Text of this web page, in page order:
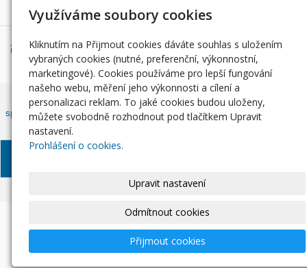
Děkujeme za podporu
Český rybářský svaz, z. s. , Západočeský územní svaz zapsán ve
spolkovém rejstříku, vedeným Městským soudem v Praze, oddíl L, vložka
© Západočeský územní
Využíváme soubory cookies
Kliknutím na Přijmout cookies dáváte souhlas s uložením
vybraných cookies (nutné, preferenční, výkonnostní,
marketingové). Cookies používáme pro lepší fungování
našeho webu, měření jeho výkonnosti a cílení a
personalizaci reklam. To jaké cookies budou uloženy,
můžete svobodně rozhodnout pod tlačítkem Upravit
nastavení.
Prohlášení o cookies.
Upravit nastavení
Odmítnout cookies
Přijmout cookies